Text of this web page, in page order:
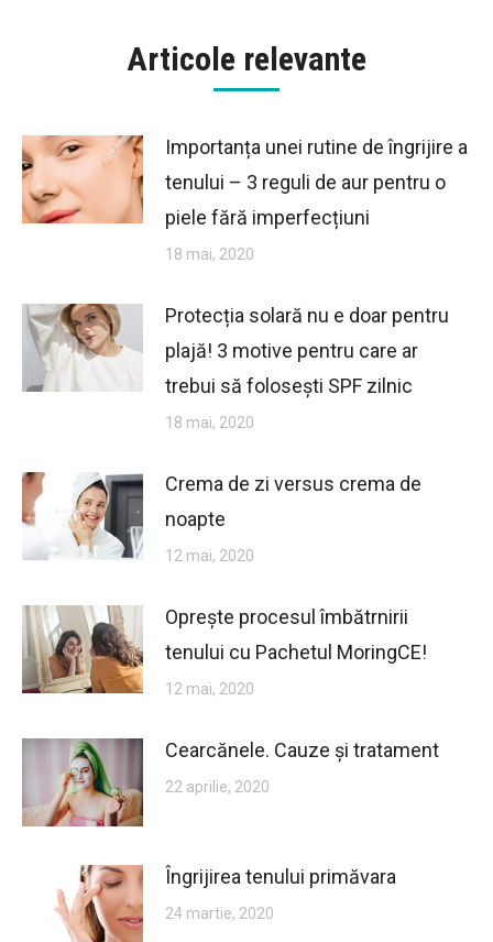
Articole relevante
Importanța unei rutine de îngrijire a
tenului – 3 reguli de aur pentru o
piele fără imperfecțiuni
18 mai, 2020
Protecția solară nu e doar pentru
plajă! 3 motive pentru care ar
trebui să folosești SPF zilnic
18 mai, 2020
Crema de zi versus crema de
noapte
12 mai, 2020
Oprește procesul îmbătrnirii
tenului cu Pachetul MoringCE!
12 mai, 2020
Cearcănele. Cauze și tratament
22 aprilie, 2020
Îngrijirea tenului primăvara
24 martie, 2020